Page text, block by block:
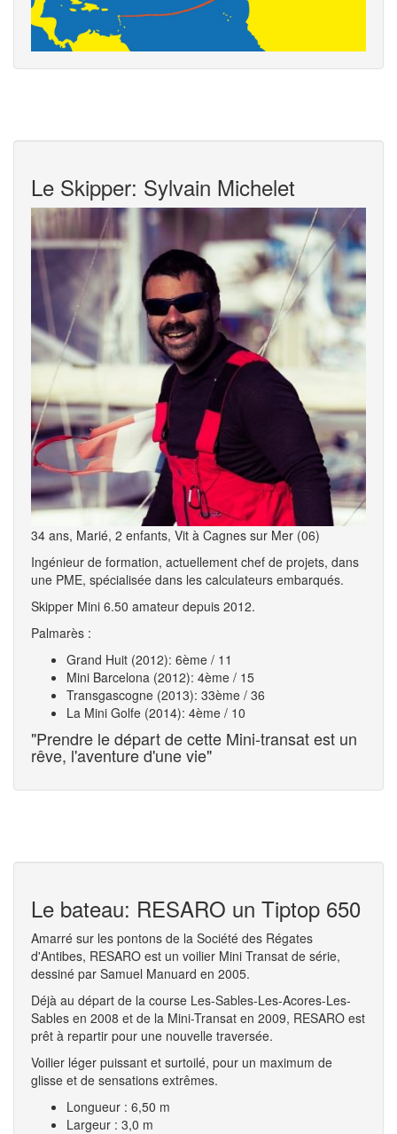
Le Skipper: Sylvain Michelet
34 ans, Marié, 2 enfants, Vit à Cagnes sur Mer (06)
Ingénieur de formation, actuellement chef de projets, dans
une PME, spécialisée dans les calculateurs embarqués.
Skipper Mini 6.50 amateur depuis 2012.
Palmarès :
Grand Huit (2012): 6ème / 11
Mini Barcelona (2012): 4ème / 15
Transgascogne (2013): 33ème / 36
La Mini Golfe (2014): 4ème / 10
"Prendre le départ de cette Mini-transat est un
rêve, l'aventure d'une vie"
Le bateau: RESARO un Tiptop 650
Amarré sur les pontons de la Société des Régates
d'Antibes, RESARO est un voilier Mini Transat de série,
dessiné par Samuel Manuard en 2005.
Déjà au départ de la course Les-Sables-Les-Acores-Les-
Sables en 2008 et de la Mini-Transat en 2009, RESARO est
prêt à repartir pour une nouvelle traversée.
Voilier léger puissant et surtoilé, pour un maximum de
glisse et de sensations extrêmes.
Longueur : 6,50 m
Largeur : 3,0 m